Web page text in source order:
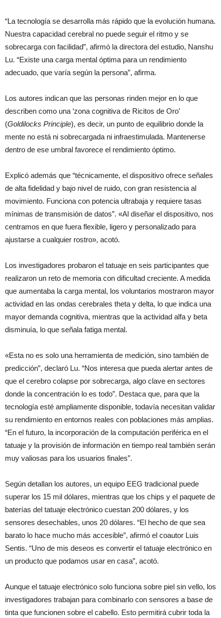
“La tecnología se desarrolla más rápido que la evolución humana.
Nuestra capacidad cerebral no puede seguir el ritmo y se
sobrecarga con facilidad”, afirmó la directora del estudio, Nanshu
Lu. “Existe una carga mental óptima para un rendimiento
adecuado, que varía según la persona”, afirma.
Los autores indican que las personas rinden mejor en lo que
describen como una ‘zona cognitiva de Ricitos de Oro’
(Goldilocks Principle), es decir, un punto de equilibrio donde la
mente no está ni sobrecargada ni infraestimulada. Mantenerse
dentro de ese umbral favorece el rendimiento óptimo.
Explicó además que “técnicamente, el dispositivo ofrece señales
de alta fidelidad y bajo nivel de ruido, con gran resistencia al
movimiento. Funciona con potencia ultrabaja y requiere tasas
mínimas de transmisión de datos”. «Al diseñar el dispositivo, nos
centramos en que fuera flexible, ligero y personalizado para
ajustarse a cualquier rostro», acotó.
Los investigadores probaron el tatuaje en seis participantes que
realizaron un reto de memoria con dificultad creciente. A medida
que aumentaba la carga mental, los voluntarios mostraron mayor
actividad en las ondas cerebrales theta y delta, lo que indica una
mayor demanda cognitiva, mientras que la actividad alfa y beta
disminuía, lo que señala fatiga mental.
«Esta no es solo una herramienta de medición, sino también de
predicción”, declaró Lu. “Nos interesa que pueda alertar antes de
que el cerebro colapse por sobrecarga, algo clave en sectores
donde la concentración lo es todo”. Destaca que, para que la
tecnología esté ampliamente disponible, todavía necesitan validar
su rendimiento en entornos reales con poblaciones más amplias.
“En el futuro, la incorporación de la computación periférica en el
tatuaje y la provisión de información en tiempo real también serán
muy valiosas para los usuarios finales”.
Según detallan los autores, un equipo EEG tradicional puede
superar los 15 mil dólares, mientras que los chips y el paquete de
baterías del tatuaje electrónico cuestan 200 dólares, y los
sensores desechables, unos 20 dólares. “El hecho de que sea
barato lo hace mucho más accesible”, afirmó el coautor Luis
Sentis. “Uno de mis deseos es convertir el tatuaje electrónico en
un producto que podamos usar en casa”, acotó.
Aunque el tatuaje electrónico solo funciona sobre piel sin vello, los
investigadores trabajan para combinarlo con sensores a base de
tinta que funcionen sobre el cabello. Esto permitirá cubrir toda la